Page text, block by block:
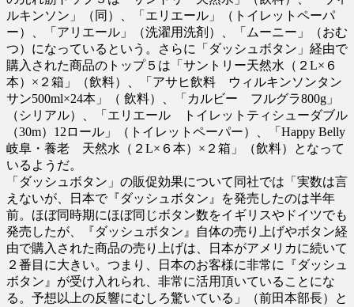
ルキンソン」（同）、「エリエール」（トイレットペーパ
ー）、「アリエール」（洗濯用洗剤）、「ムーニー」（おむ
つ）になっているという。さらに「ダッシュボタン」経由で
購入された商品のトップ５は「サントリー天然水（２L×６
本）×２箱」（飲料）、「アサヒ飲料 ウィルキンソンタン
サン500ml×24本」（ 飲料）、「カルビー フルグラ800g」
（シリアル）、「エリエール トイレットティシューダブル
（30m）12ロール」（トイレットペーパー）、「Happy Belly
岐阜・養老 天然水（２L×６本）×２箱」（飲料）となって
いるようだ。
「ダッシュボタン」の販促効果について同社では「実数は言
えないが、日本で『ダッシュボタン』を発売したのは半年
前。ほぼ同時期にほぼ同じボタン数をイギリスやドイツでも
発売したが、『ダッシュボタン』自体の売り上げやボタン経
由で購入された商品の売り上げは、日本がアメリカに続いて
２番目に大きい。つまり、日本のお客様に非常に『ダッシュ
ボタン』が受け入れられ、非常に活用頂いていることにな
る。予想以上の反響にむしろ驚いている」（前田本部長）と